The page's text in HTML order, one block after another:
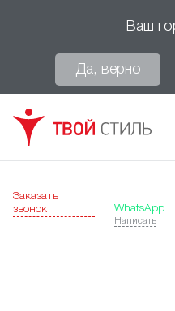
Ваш
Да, верно
Заказать
звонок
WhatsApp
Написать